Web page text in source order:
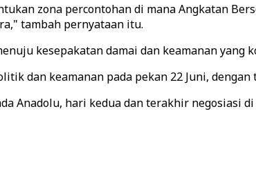
zona percontohan di mana Angkatan
tambah pernyataan itu.
kesepakatan damai dan keamanan yang
dan keamanan pada pekan 22 Juni,
Anadolu, hari kedua dan terakhir negosiasi